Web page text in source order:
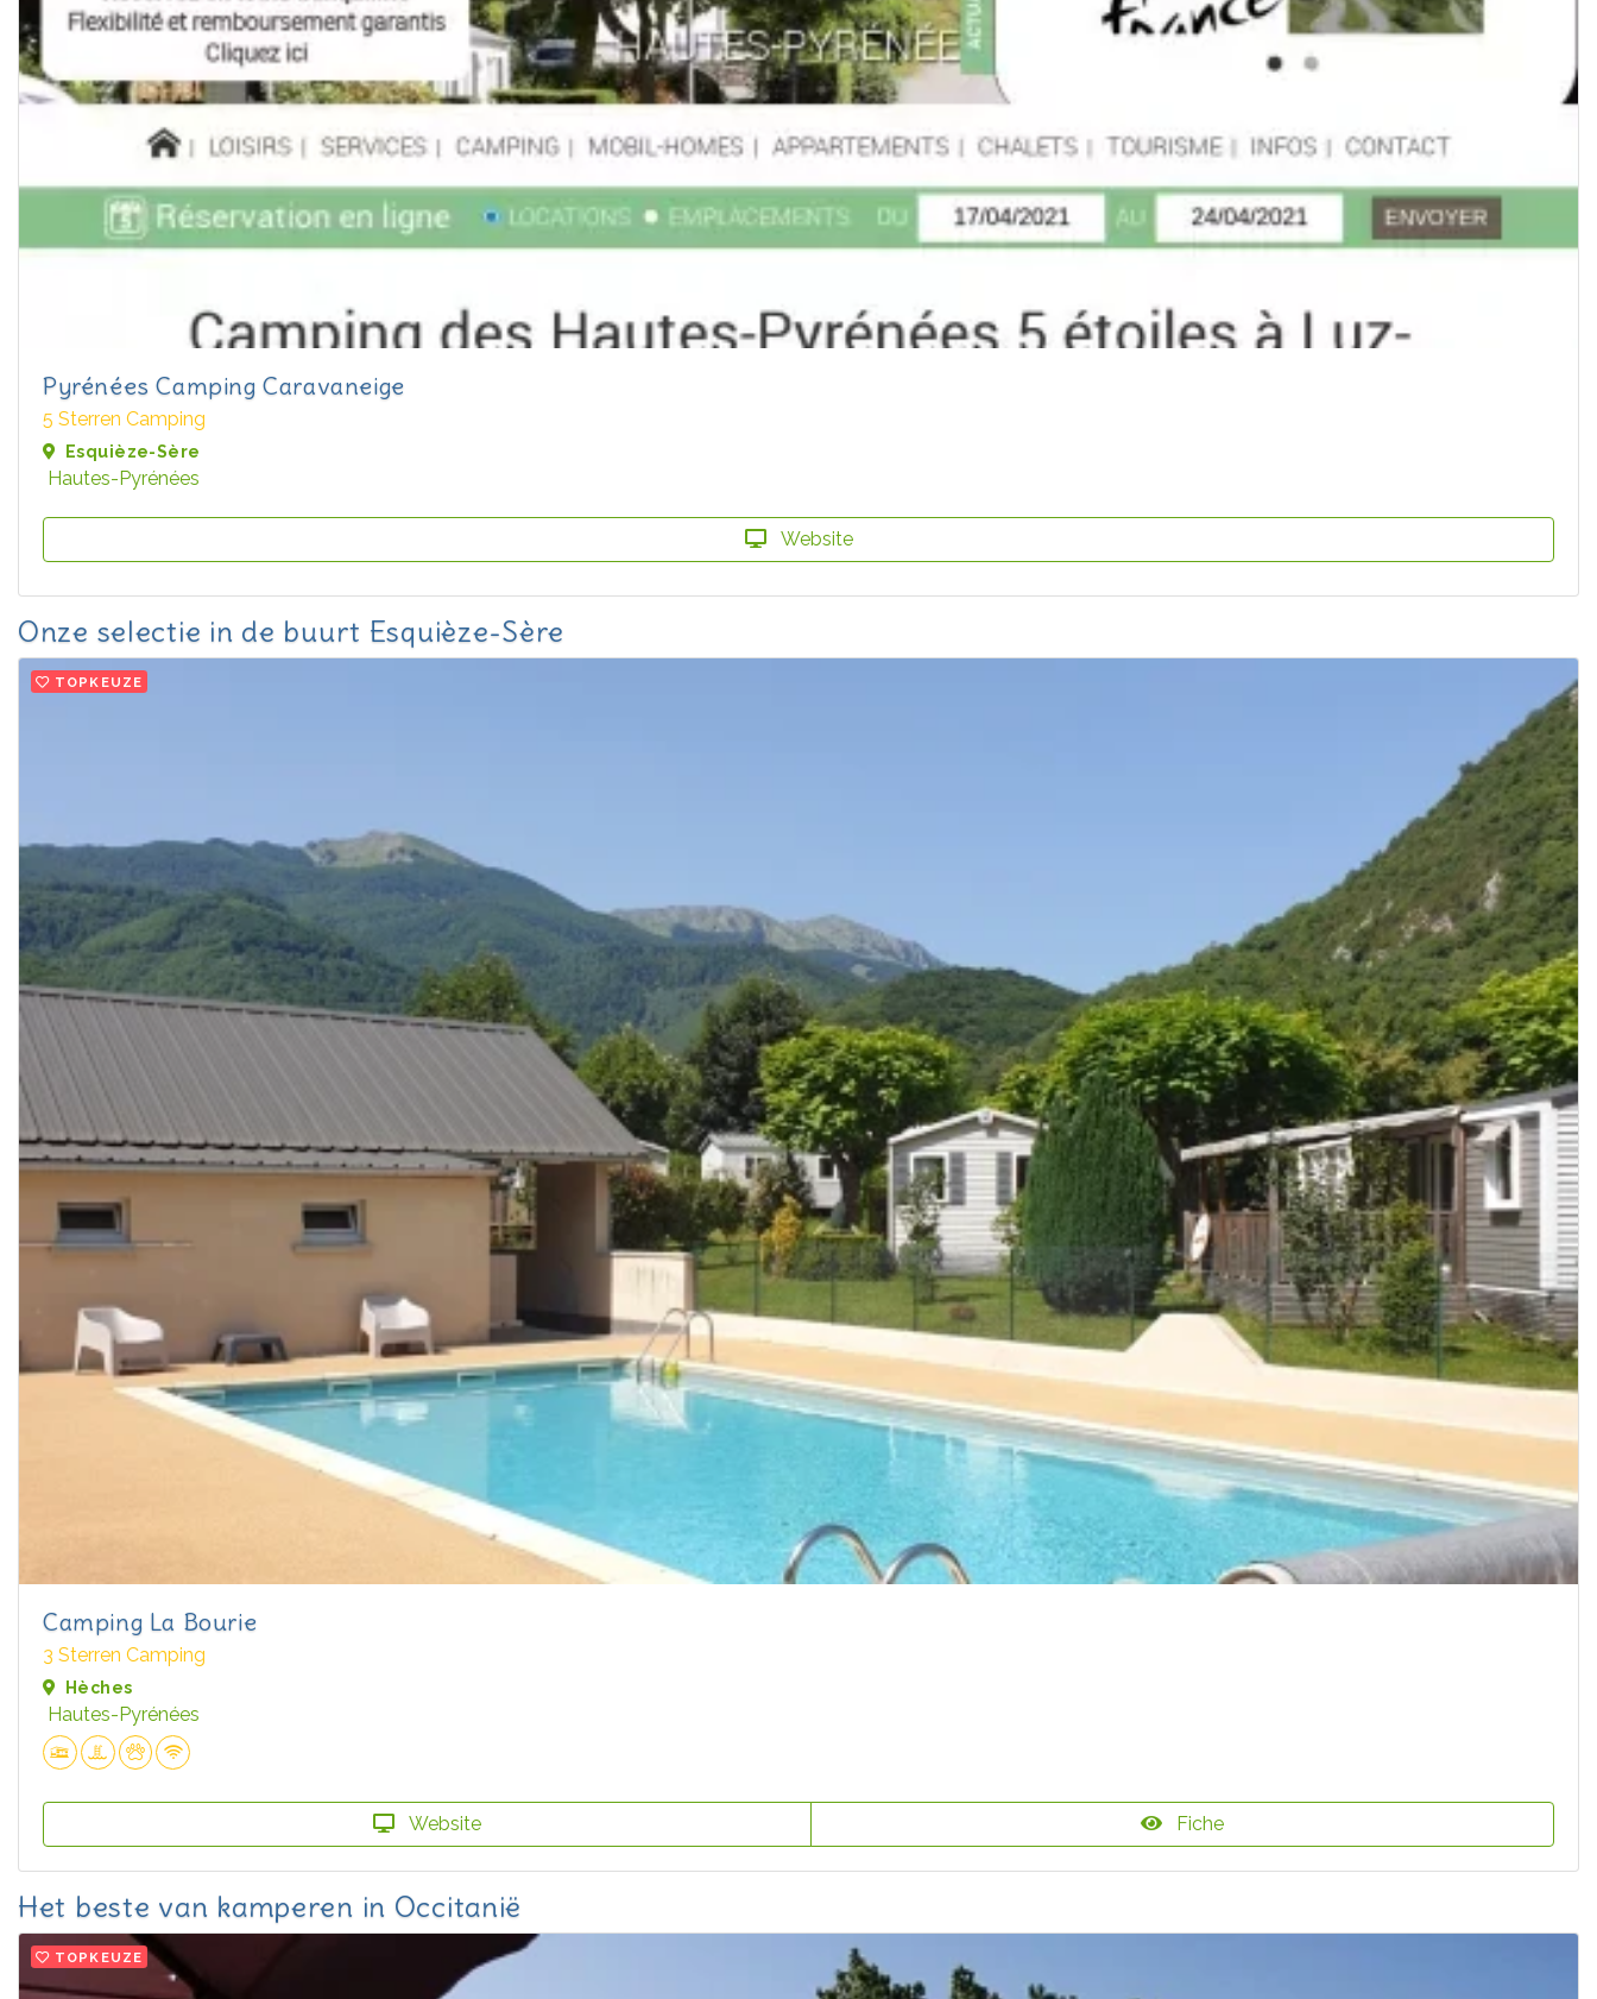
Pyrénées Camping Caravaneige
5 Sterren Camping
Esquièze-Sère
Hautes-Pyrénées
Website
Onze selectie in de buurt Esquièze-Sère
TOPKEUZE
Camping La Bourie
3 Sterren Camping
Hèches
Hautes-Pyrénées
Website Fiche
Het beste van kamperen in Occitanië
TOPKEUZE